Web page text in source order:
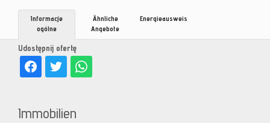
Udostępnij ofertę
Informacje
ogólne
Ähnliche
Angebote
Energieausweis
Immobilien